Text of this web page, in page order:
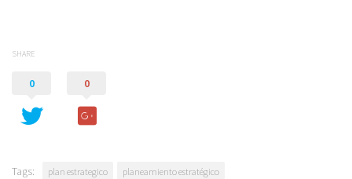
SHARE
0 0
Tags: plan estrategico planeamiento estratégico